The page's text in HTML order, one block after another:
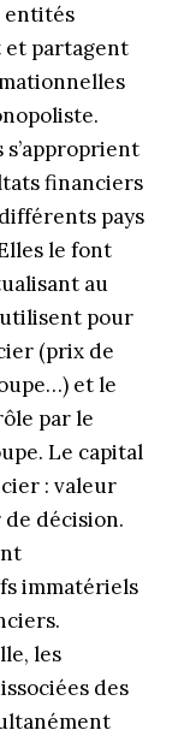
entités
partagent
s’approprient
financiers
pays
le font
au
pour
(prix de
et le
par le
Le capital
: valeur
décision.
immatériels
les
des